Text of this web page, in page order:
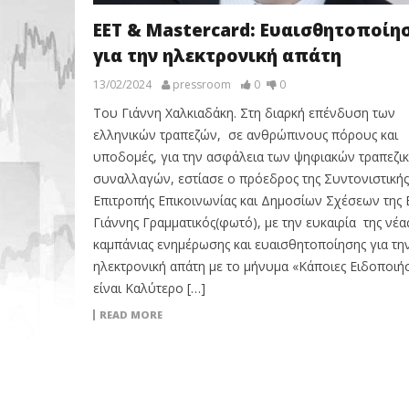
ΕΕΤ & Mastercard:
για την ηλεκτρονική απάτη
13/02/2024 pressroom 0 0
Του Γιάννη Χαλκιαδάκη. Στη διαρκή επένδυση των
ελληνικών τραπεζών, σε ανθρώπινους πόρους και
υποδομές, για την ασφάλεια των ψηφιακών
συναλλαγών, εστίασε ο πρόεδρος της Συντονιστικής
Επιτροπής Επικοινωνίας και Δημοσίων Σχέσεων της
Γιάννης Γραμματικός(φωτό), με την ευκαιρία της
καμπάνιας ενημέρωσης και ευαισθητοποίησης για
ηλεκτρονική απάτη με το μήνυμα «Κάποιες
είναι Καλύτερο […]
READ MORE